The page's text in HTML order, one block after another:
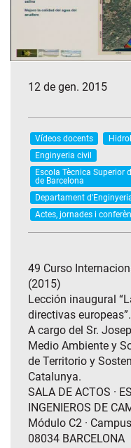
12 de gen. 2015
Vídeos docents
Enginyeria civil
Escola Tècnica Superior
de Barcelona
Departament
Actes, jornades i
49 Curso
(2015)
Lección inaugural
directivas europeas”.
A cargo del Sr.
Medio Ambiente y
de Territorio y
Catalunya.
SALA DE ACTOS ·
INGENIEROS DE
Módulo C2 ·
08034 BARCELONA